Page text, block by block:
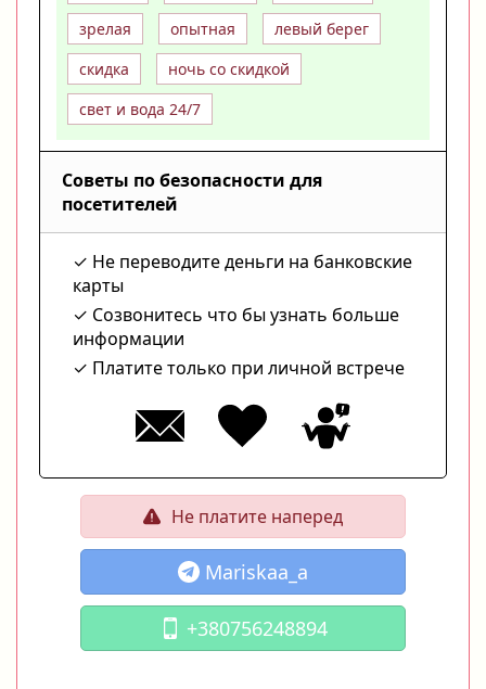
зрелая
опытная
левый берег
скидка
ночь со скидкой
свет и вода 24/7
Советы по безопасности для
посетителей
Не переводите деньги на банковские
карты
Созвонитесь что бы узнать больше
информации
Платите только при личной встрече
Не платите наперед
Mariskaa_a
+380756248894